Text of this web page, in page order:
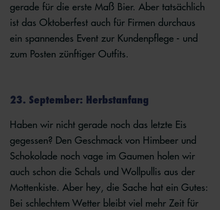
gerade für die erste Maß Bier. Aber tatsächlich
ist das Oktoberfest auch für Firmen durchaus
ein spannendes Event zur Kundenpflege - und
zum Posten zünftiger Outfits.
23. September: Herbstanfang
Haben wir nicht gerade noch das letzte Eis
gegessen? Den Geschmack von Himbeer und
Schokolade noch vage im Gaumen holen wir
auch schon die Schals und Wollpullis aus der
Mottenkiste. Aber hey, die Sache hat ein Gutes:
Bei schlechtem Wetter bleibt viel mehr Zeit für